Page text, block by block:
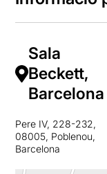
Sala
Beckett,
Barcelona
Pere IV, 228-232,
08005, Poblenou,
Barcelona